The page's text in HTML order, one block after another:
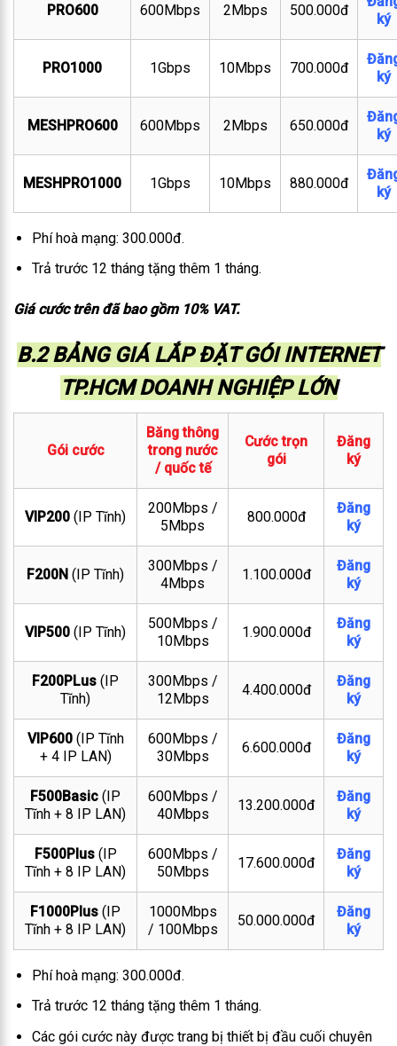
PRO600 600Mbps 2Mbps 500.000đ
ký
PRO1000 1Gbps 10Mbps 700.000đ
ký
MESHPRO600 600Mbps 2Mbps 650.000đ
ký
MESHPRO1000 1Gbps 10Mbps 880.000đ
ký
Phí hoà mạng: 300.000đ.
Trả trước 12 tháng tặng thêm 1 tháng.
Giá cước trên đã bao gồm 10% VAT.
B.2 BẢNG GIÁ LẮP ĐẶT GÓI INTERNET
TP.HCM DOANH NGHIỆP LỚN
Gói cước
Băng thông
trong nước
/ quốc tế
Cước trọn
gói
Đăng
ký
VIP200 (IP Tĩnh)
200Mbps /
5Mbps
800.000đ
Đăng
ký
F200N (IP Tĩnh)
300Mbps /
4Mbps
1.100.000đ
Đăng
ký
VIP500 (IP Tĩnh)
500Mbps /
10Mbps
1.900.000đ
Đăng
ký
F200PLus (IP
Tĩnh)
300Mbps /
12Mbps
4.400.000đ
Đăng
ký
VIP600(IP Tĩnh
+ 4 IP LAN)
600Mbps /
30Mbps
6.600.000đ
Đăng
ký
F500Basic (IP
Tĩnh + 8 IP LAN)
600Mbps /
40Mbps
13.200.000đ
Đăng
ký
F500Plus(IP
Tĩnh + 8 IP LAN)
600Mbps /
50Mbps
17.600.000đ
Đăng
ký
F1000Plus (IP
Tĩnh + 8 IP LAN)
1000Mbps
/ 100Mbps
50.000.000đ
Đăng
ký
Phí hoà mạng: 300.000đ.
Trả trước 12 tháng tặng thêm 1 tháng.
Các gói cước này được trang bị thiết bị đầu cuối chuyên